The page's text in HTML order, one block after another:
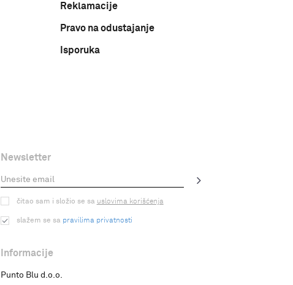
Reklamacije
Pravo na odustajanje
Isporuka
Newsletter
čitao sam i složio se sa uslovima korišćenja
slažem se sa pravilima privatnosti
Informacije
Punto Blu d.o.o.